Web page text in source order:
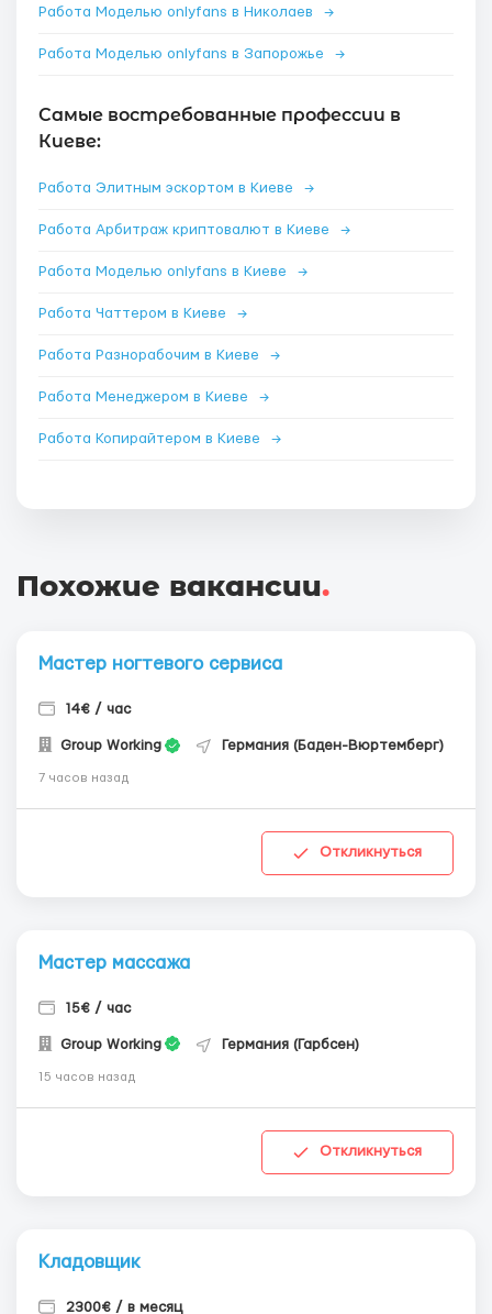
Работа Моделью onlyfans в Николаев →
Работа Моделью onlyfans в Запорожье →
Самые востребованные профессии в
Киеве:
Работа Элитным эскортом в Киеве →
Работа Арбитраж криптовалют в Киеве →
Работа Моделью onlyfans в Киеве →
Работа Чаттером в Киеве →
Работа Разнорабочим в Киеве →
Работа Менеджером в Киеве →
Работа Копирайтером в Киеве →
Похожие вакансии.
Мастер ногтевого сервиса
14€ / час
Group Working Германия (Баден-Вюртемберг)
7 часов назад
Откликнуться
Мастер массажа
15€ / час
Group Working Германия (Гарбсен)
15 часов назад
Откликнуться
Кладовщик
2300€ / в месяц